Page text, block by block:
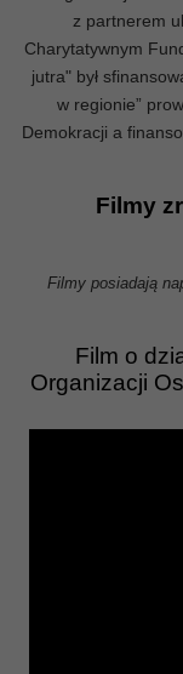
z partnerem
Charytatywnym
jutra" był
w regionie”
Demokracji a
Filmy
Filmy posiadają
Film o
Organizacji